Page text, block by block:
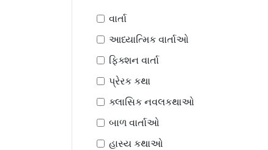
વાર્તા
આધ્યાત્મિક વાર્તાઓ
ફિક્શન વાર્તા
પ્રેરક કથા
ક્લાસિક નવલકથાઓ
બાળ વાર્તાઓ
હાસ્ય કથાઓ